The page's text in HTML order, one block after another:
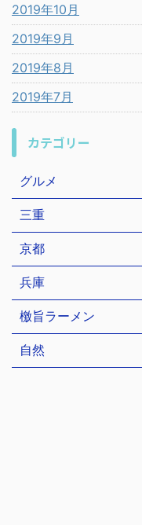
2019年10月
2019年9月
2019年8月
2019年7月
カテゴリー
グルメ
三重
京都
兵庫
檄旨ラーメン
自然